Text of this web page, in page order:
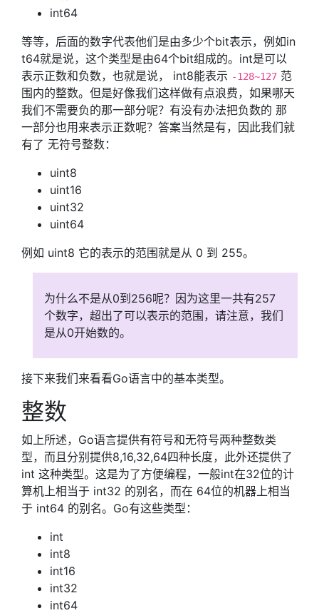
int64
等等，后面的数字代表他们是由多少个bit表示，例如in
t64就是说，这个类型是由64个bit组成的。int是可以
表示正数和负数，也就是说， int8能表示 -128~127 范
围内的整数。但是好像我们这样做有点浪费，如果哪天
我们不需要负的那一部分呢？有没有办法把负数的 那
一部分也用来表示正数呢？答案当然是有，因此我们就
有了 无符号整数：
uint8
uint16
uint32
uint64
例如 uint8 它的表示的范围就是从 0 到 255。
为什么不是从0到256呢？因为这里一共有257
个数字，超出了可以表示的范围，请注意，我们
是从0开始数的。
接下来我们来看看Go语言中的基本类型。
整数
如上所述，Go语言提供有符号和无符号两种整数类
型，而且分别提供8,16,32,64四种长度，此外还提供了
int 这种类型。这是为了方便编程，一般int在32位的计
算机上相当于 int32 的别名，而在 64位的机器上相当
于 int64 的别名。Go有这些类型：
int
int8
int16
int32
int64